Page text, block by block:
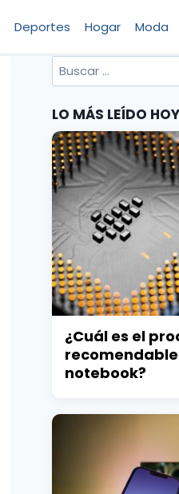
Deportes Hogar Moda
Buscar
por:
LO MÁS LEÍDO HOY
¿Cuál es el
notebook?